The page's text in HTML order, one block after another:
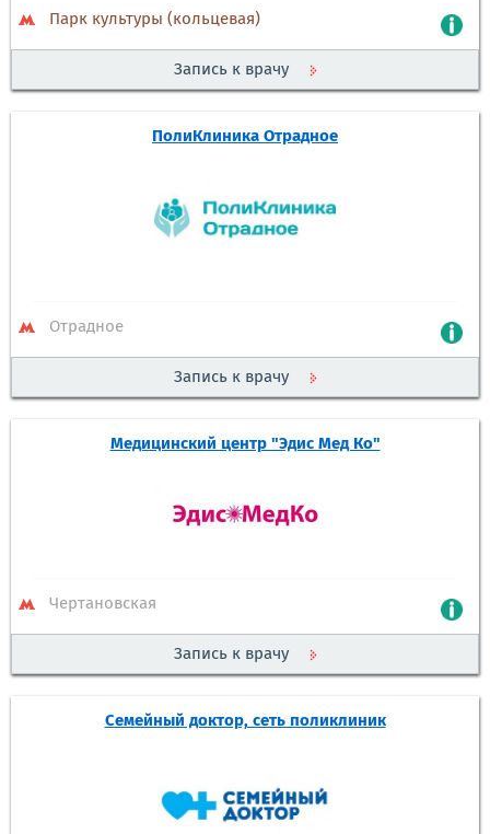
Парк культуры (кольцевая)
Запись к врачу
ПолиКлиника Отрадное
Отрадное
Запись к врачу
Медицинский центр "Эдис Мед Ко"
Чертановская
Запись к врачу
Семейный доктор, сеть поликлиник